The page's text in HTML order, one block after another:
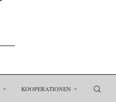
KOOPERATIONEN